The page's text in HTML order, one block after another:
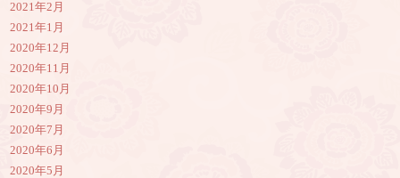
2021年2月
2021年1月
2020年12月
2020年11月
2020年10月
2020年9月
2020年7月
2020年6月
2020年5月